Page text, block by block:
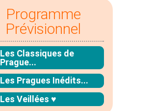
Programme
Prévisionnel
Les Classiques de
Prague...
Les Pragues Inédits...
Les Veillées ♥